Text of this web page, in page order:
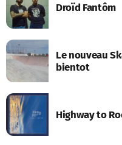
Droïd Fantôm
Le nouveau
bientot
Highway to